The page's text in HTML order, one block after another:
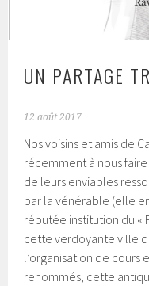
UN PARTAGE
12 août 2017
Nos voisins et amis de
récemment à nous
de leurs enviables
par la vénérable (elle
réputée institution du «
cette verdoyante ville
l’organisation de cours
renommés, cette